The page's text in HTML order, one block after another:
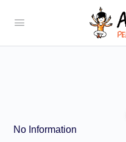
No Information